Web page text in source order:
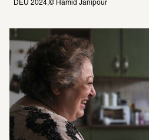
DEU 2024,© Hamid Janipour